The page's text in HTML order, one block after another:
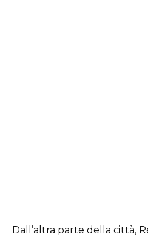
Dall’altra parte della città,